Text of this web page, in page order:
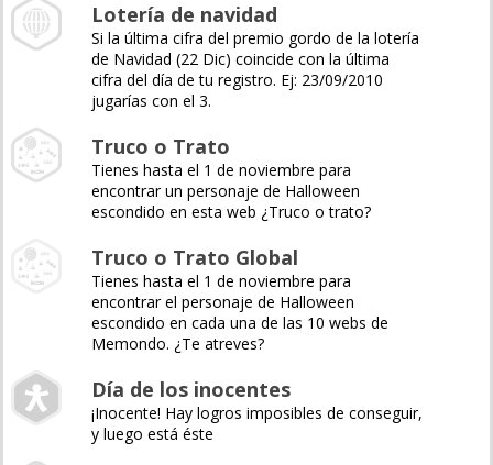
Lotería de navidad
Si la última cifra del premio gordo de la lotería
de Navidad (22 Dic) coincide con la última
cifra del día de tu registro. Ej: 23/09/2010
jugarías con el 3.
Truco o Trato
Tienes hasta el 1 de noviembre para
encontrar un personaje de Halloween
escondido en esta web ¿Truco o trato?
Truco o Trato Global
Tienes hasta el 1 de noviembre para
encontrar el personaje de Halloween
escondido en cada una de las 10 webs de
Memondo. ¿Te atreves?
Día de los inocentes
¡Inocente! Hay logros imposibles de conseguir,
y luego está éste